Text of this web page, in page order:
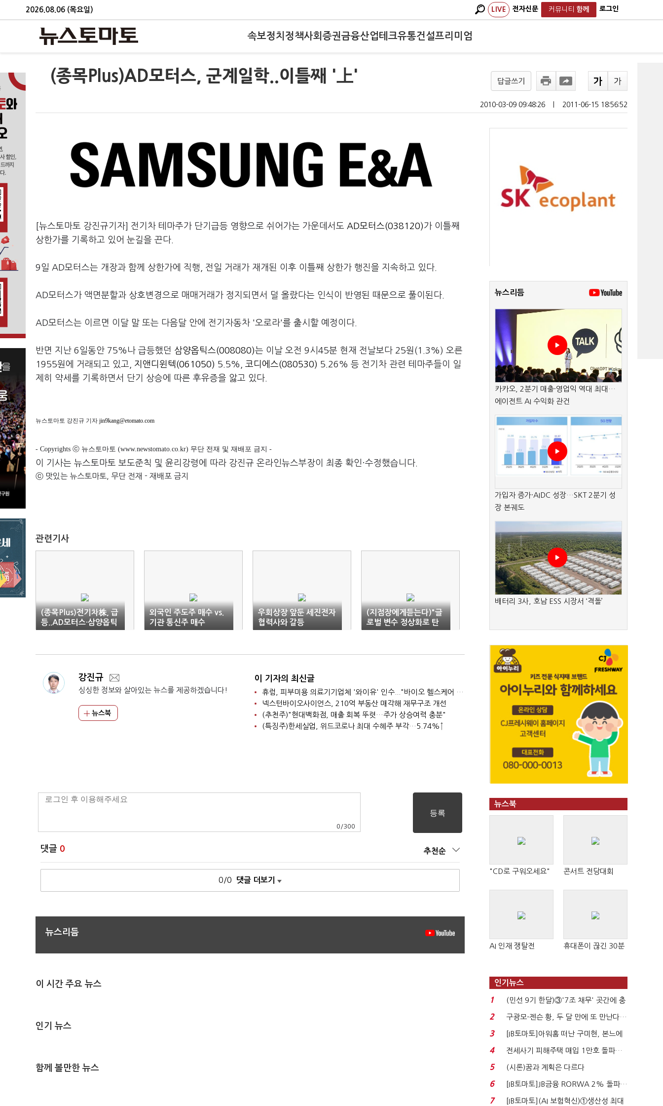
2026.08.06 (목요일) LIVE 전자신문 커뮤니티 함께 로그인
속보정치 정책사회 증권금융산업테크유통건설프리미엄
(종목Plus)AD모터스, 군계일학..이틀째 '上' 답글쓰기
2010-03-09 09:48:26 2011-06-15 18:56:52
[뉴스토마토 강진규기자] 전기차 테마주가 단기급등 영향으로 쉬어가는 가운데서도 AD모터스(038120)가 이틀째
상한가를 기록하고 있어 눈길을 끈다.
9일 AD모터스는 개장과 함께 상한가에 직행, 전일 거래가 재개된 이후 이틀째 상한가 행진을 지속하고 있다.
AD모터스가 액면분할과 상호변경으로 매매거래가 정지되면서 덜 올랐다는 인식이 반영된 때문으로 풀이된다.
AD모터스는 이르면 이달 말 또는 다음달 안에 전기자동차 '오로라'를 출시할 예정이다.
반면 지난 6일동안 75%나 급등했던 삼양옵틱스(008080)는 이날 오전 9시45분 현재 전날보다 25원(1.3%) 오른
1955원에 거래되고 있고, 지앤디윈텍(061050) 5.5%, 코디에스(080530) 5.26% 등 전기차 관련 테마주들이 일
제히 약세를 기록하면서 단기 상승에 따른 후유증을 앓고 있다.
뉴스토마토 강진규 기자 jin9kang@etomato.com
- Copyrights ⓒ 뉴스토마토 (www.newstomato.co.kr) 무단 전재 및 재배포 금지 -
이 기사는 뉴스토마토 보도준칙 및 윤리강령에 따라 강진규 온라인뉴스부장이 최종 확인·수정했습니다.
ⓒ 맛있는 뉴스토마토, 무단 전재 - 재배포 금지
관련기사
(종목Plus)전기차株, 급
등..AD모터스·삼양옵틱
스 '上'
외국인 주도주 매수 vs.
기관 통신주 매수
우회상장 앞둔 세진전자
협력사와 갈등
(지점장에게듣는다)"글
로벌 변수 정상화로 탄
력적 상승 예상"
강진규
싱싱한 정보와 살아있는 뉴스를 제공하겠습니다!
뉴스북
이 기자의 최신글
휴럼, 피부미용 의료기기업체 '와이유' 인수..."바이오 헬스케어 사업 확장"
넥스턴바이오사이언스, 210억 부동산 매각해 재무구조 개선
(추천주)"현대백화점, 매출 회복 뚜렷…주가 상승여력 충분"
(특징주)한세실업, 위드코로나 최대 수혜주 부각…5.74%↑
0 /300
댓글 0 추천순
0/0 댓글 더보기
뉴스리듬
이 시간 주요 뉴스
인기 뉴스
함께 볼만한 뉴스
뉴스리듬
카카오, 2분기 매출·영업익 역대 최대…
에이전트 AI 수익화 관건
가입자 증가·AIDC 성장…SKT 2분기 성
장 본궤도
배터리 3사, 호남 ESS 시장서 ‘격돌’
뉴스북
"CD로 구워오세요" 콘서트 전당대회
AI 인재 쟁탈전 휴대폰이 끊긴 30분
인기뉴스
1
(민선 9기 한달)③'7조 채무' 곳간에 충
격…추미애, 20년...
2
구광모-젠슨 황, 두 달 만에 또 만난다…
로봇·AI 등 논...
3
[IB토마토]아워홈 떠난 구미현, 본느에
340억 베팅…가...
4
전세사기 피해주택 매입 1만호 돌파…
누적 피해자 4만2...
5 (시론)꿈과 계획은 다르다
6
[IB토마토]JB금융 RORWA 2% 돌파…
실적 견인은 은행 ...
7 [IB토마토](AI 보험혁신)①생산성 최대